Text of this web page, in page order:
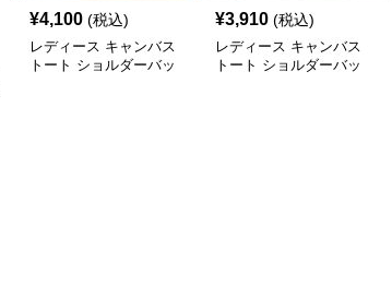
¥4,100 (税込)
レディース キャンバス
トート ショルダーバッ
¥3,910 (税込)
レディース キャンバス
トート ショルダーバッ